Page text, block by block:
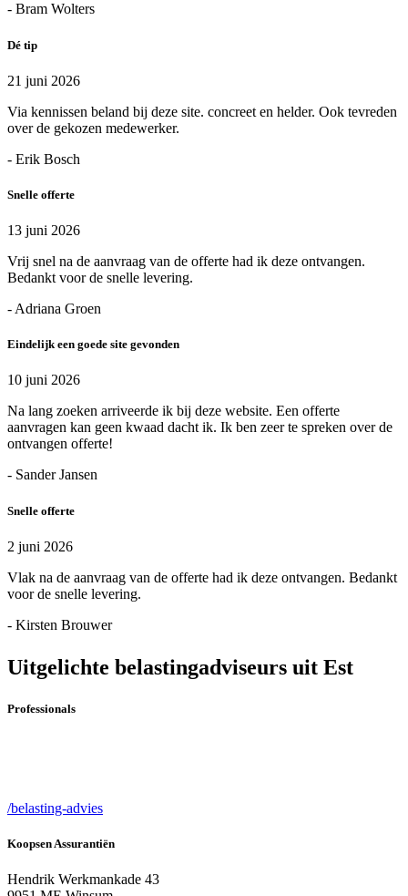
- Bram Wolters
Dé tip
21 juni 2026
Via kennissen beland bij deze site. concreet en helder. Ook tevreden
over de gekozen medewerker.
- Erik Bosch
Snelle offerte
13 juni 2026
Vrij snel na de aanvraag van de offerte had ik deze ontvangen.
Bedankt voor de snelle levering.
- Adriana Groen
Eindelijk een goede site gevonden
10 juni 2026
Na lang zoeken arriveerde ik bij deze website. Een offerte
aanvragen kan geen kwaad dacht ik. Ik ben zeer te spreken over de
ontvangen offerte!
- Sander Jansen
Snelle offerte
2 juni 2026
Vlak na de aanvraag van de offerte had ik deze ontvangen. Bedankt
voor de snelle levering.
- Kirsten Brouwer
Uitgelichte belastingadviseurs uit Est
Professionals
/belasting-advies
Koopsen Assurantiën
Hendrik Werkmankade 43